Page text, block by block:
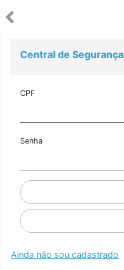
Central de Segurança
CPF
Senha
Ainda não sou cadastrado